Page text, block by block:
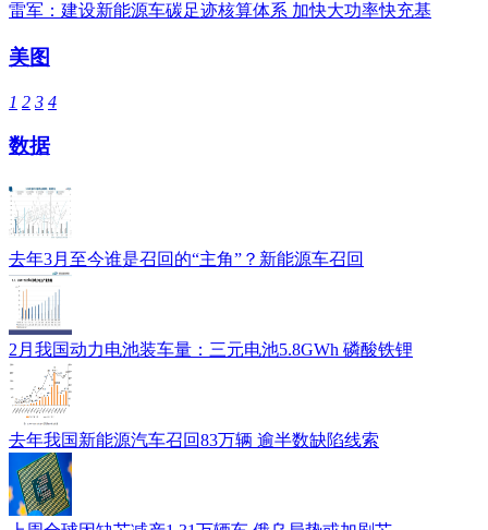
雷军：建设新能源车碳足迹核算体系 加快大功率快充基
美图
1 2 3 4
数据
去年3月至今谁是召回的“主角”？新能源车召回
2月我国动力电池装车量：三元电池5.8GWh 磷酸铁锂
去年我国新能源汽车召回83万辆 逾半数缺陷线索